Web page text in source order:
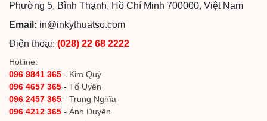
Phường 5, Bình Thạnh, Hồ Chí Minh 700000, Việt Nam
Email: in@inkythuatso.com
Điện thoại: (028) 22 68 2222
Hotline:
096 9841 365 - Kim Quý
096 4657 365 - Tố Uyên
096 2457 365 - Trung Nghĩa
096 4212 365 - Ánh Duyên